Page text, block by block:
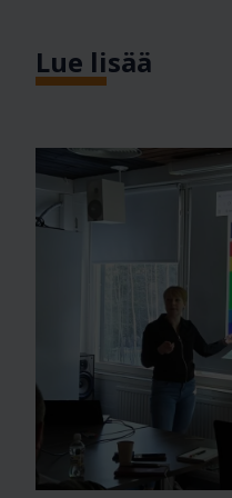
Lue lisää